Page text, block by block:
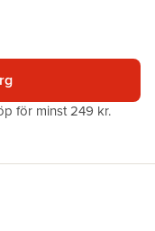
för minst 249 kr.